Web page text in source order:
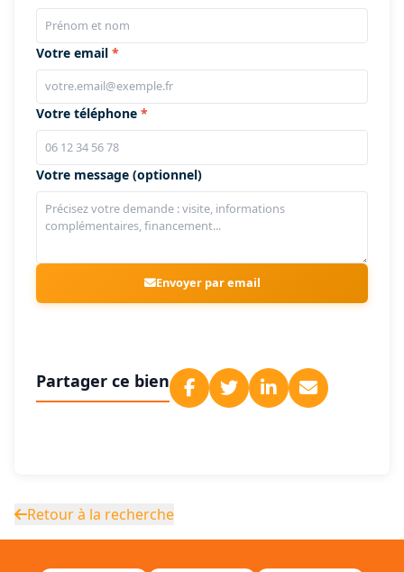
Votre email
Votre téléphone
Votre message (optionnel)
Envoyer par email
Partager ce bien
Retour à la recherche